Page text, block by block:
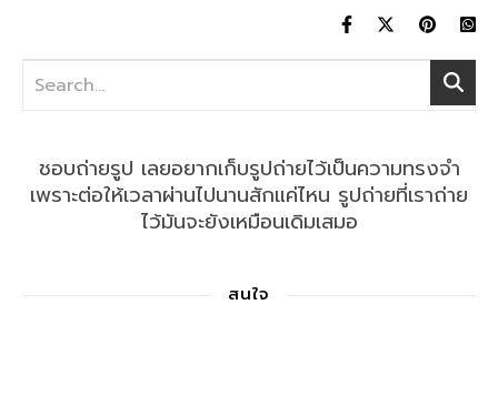
ชอบถ่ายรูป เลยอยากเก็บรูปถ่ายไว้เป็นความทรงจำ
เพราะต่อให้เวลาผ่านไปนานสักแค่ไหน รูปถ่ายที่เราถ่าย
ไว้มันจะยังเหมือนเดิมเสมอ
สนใจ